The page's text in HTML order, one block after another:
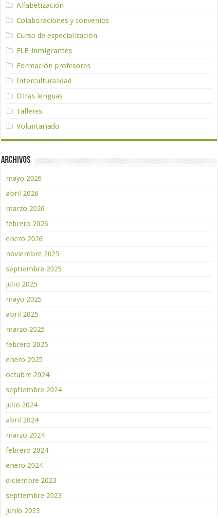
Alfabetización
Colaboraciones y convenios
Curso de especialización
ELE-inmigrantes
Formación profesores
Interculturalidad
Otras lenguas
Talleres
Voluntariado
Archivos
mayo 2026
abril 2026
marzo 2026
febrero 2026
enero 2026
noviembre 2025
septiembre 2025
julio 2025
mayo 2025
abril 2025
marzo 2025
febrero 2025
enero 2025
octubre 2024
septiembre 2024
julio 2024
abril 2024
marzo 2024
febrero 2024
enero 2024
diciembre 2023
septiembre 2023
junio 2023